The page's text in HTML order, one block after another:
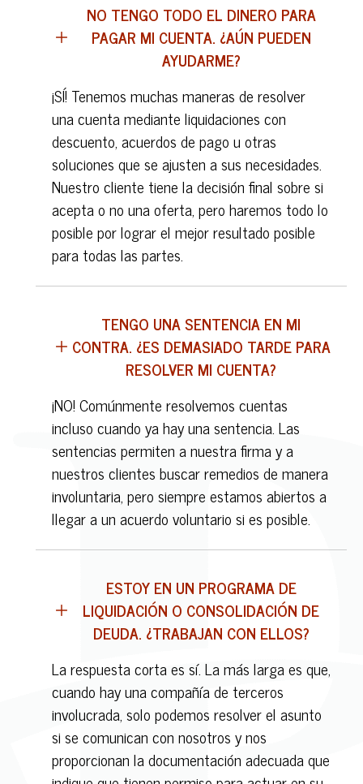
NO TENGO TODO EL DINERO PARA
PAGAR MI CUENTA. ¿AÚN PUEDEN
AYUDARME?
¡SÍ! Tenemos muchas maneras de resolver
una cuenta mediante liquidaciones con
descuento, acuerdos de pago u otras
soluciones que se ajusten a sus necesidades.
Nuestro cliente tiene la decisión final sobre si
acepta o no una oferta, pero haremos todo lo
posible por lograr el mejor resultado posible
para todas las partes.
TENGO UNA SENTENCIA EN MI
CONTRA. ¿ES DEMASIADO TARDE PARA
RESOLVER MI CUENTA?
¡NO! Comúnmente resolvemos cuentas
incluso cuando ya hay una sentencia. Las
sentencias permiten a nuestra firma y a
nuestros clientes buscar remedios de manera
involuntaria, pero siempre estamos abiertos a
llegar a un acuerdo voluntario si es posible.
ESTOY EN UN PROGRAMA DE
LIQUIDACIÓN O CONSOLIDACIÓN DE
DEUDA. ¿TRABAJAN CON ELLOS?
La respuesta corta es sí. La más larga es que,
cuando hay una compañía de terceros
involucrada, solo podemos resolver el asunto
si se comunican con nosotros y nos
proporcionan la documentación adecuada que